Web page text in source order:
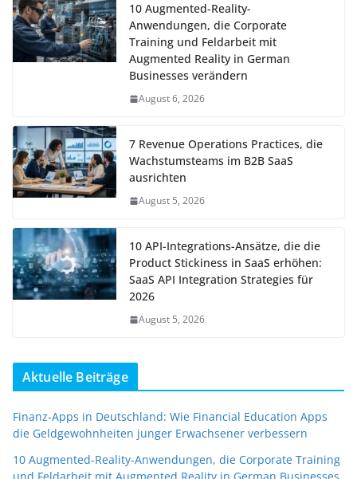
10 Augmented-Reality-
Anwendungen, die Corporate
Training und Feldarbeit mit
Augmented Reality in German
Businesses verändern
August 6, 2026
7 Revenue Operations Practices, die
Wachstumsteams im B2B SaaS
ausrichten
August 5, 2026
10 API-Integrations-Ansätze, die die
Product Stickiness in SaaS erhöhen:
SaaS API Integration Strategies für
2026
August 5, 2026
Aktuelle Beiträge
Finanz-Apps in Deutschland: Wie Financial Education Apps
die Geldgewohnheiten junger Erwachsener verbessern
10 Augmented-Reality-Anwendungen, die Corporate Training